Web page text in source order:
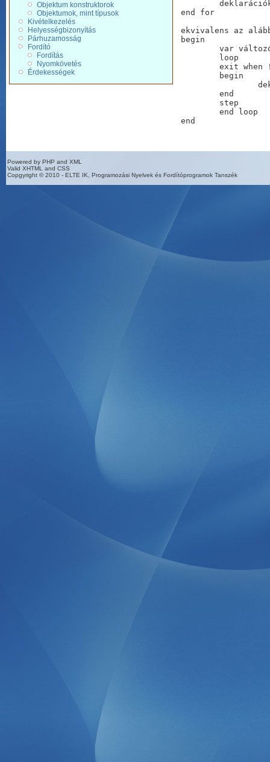
Objektum konstruktorok
Objektumok, mint típusok
Kivételkezelés
Helyességbizonyítás
Párhuzamosság
Fordító
Fordítás
Nyomkövetés
Érdekességek
end for
ekvivalens az
begin
end
Powered by PHP and XML
Valid XHTML and CSS
Copgyright © 2010 - ELTE IK, Programozási Nyelvek és Fordítóprogramok Tanszék